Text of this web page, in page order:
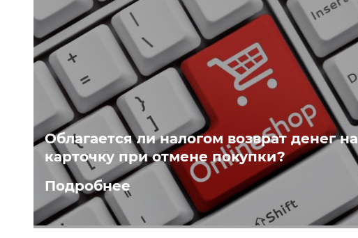
Облагается ли налогом возврат денег на
карточку при отмене покупки?
Подробнее